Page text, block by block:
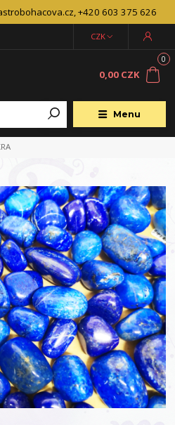
+420 603 375 626
Menu
CZK
0
0,00 CZK